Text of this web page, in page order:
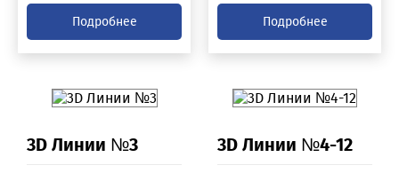
Подробнее Подробнее
3D Линии №3 3D Линии №4-12